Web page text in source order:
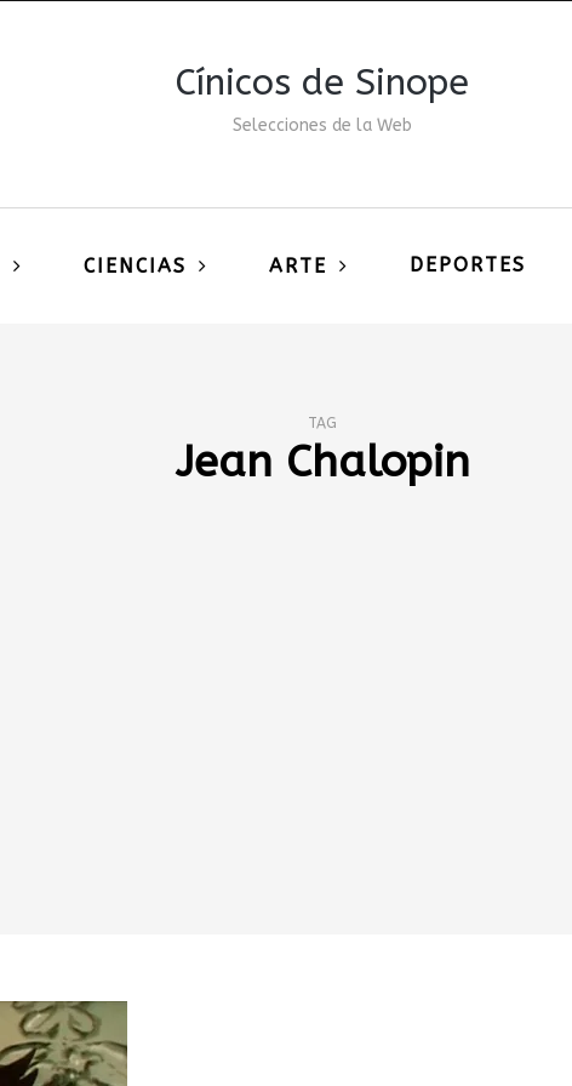
Cínicos de Sinope
Selecciones de la Web
CIENCIAS ARTE DEPORTES
TAG
Jean Chalopin